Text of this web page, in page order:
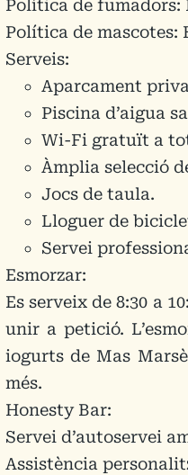
Política de fumadors:
Política de mascotes:
Serveis:
Aparcament
Piscina d’aigua
Wi-Fi gratuït a
Àmplia selecció
Jocs de taula.
Lloguer de
Servei
Esmorzar:
Es serveix de 8:30 a
unir a petició.
iogurts de Mas
més.
Honesty Bar:
Servei d’autoservei
Assistència